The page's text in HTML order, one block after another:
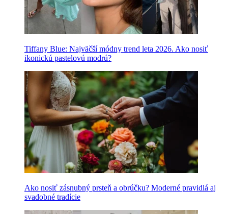
Tiffany Blue: Najväčší módny trend leta 2026. Ako nosiť
ikonickú pastelovú modrú?
Ako nosiť zásnubný prsteň a obrúčku? Moderné pravidlá aj
svadobné tradície